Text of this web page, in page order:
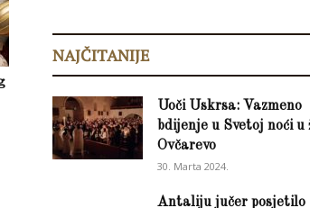
NAJČITANIJE
Uoči Uskrsa: Vazmeno
bdijenje u Svetoj noći u
Ovčarevo
30. Marta 2024.
Antaliju jučer posjetilo